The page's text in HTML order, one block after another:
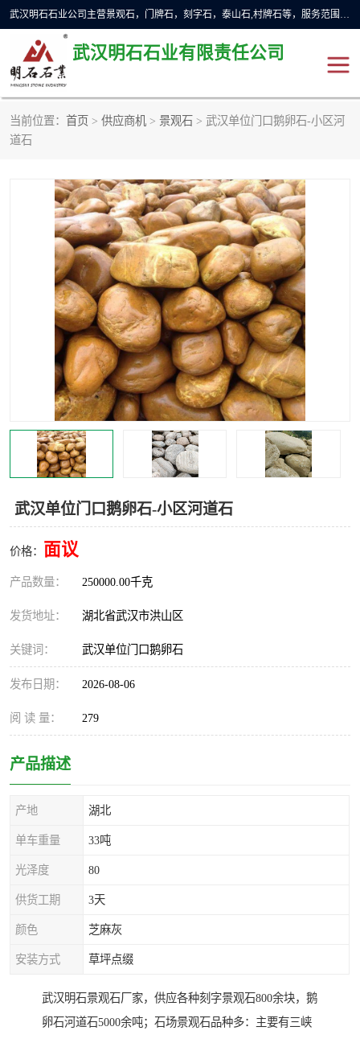
武汉明石石业公司主营景观石，门牌石，刻字石，泰山石,村牌石等，服务范围主要有：武汉，咸宁等地区。公司秉承敬业奉献、锐意创新的企业精神，从无到有，从小到大，以一种产业报国的创业精神，竭诚为客户提供服务，为社会设计财富。
武汉明石石业有限责任公司
当前位置： 首页 > 供应商机 > 景观石 > 武汉单位门口鹅卵石-小区河
道石
武汉单位门口鹅卵石-小区河道石
价格： 面议
产品数量： 250000.00千克
发货地址： 湖北省武汉市洪山区
关键词： 武汉单位门口鹅卵石
发布日期： 2026-08-06
阅 读 量： 279
产品描述
产地 湖北
单车重量 33吨
光泽度 80
供货工期 3天
颜色 芝麻灰
安装方式 草坪点缀
武汉明石景观石厂家，供应各种刻字景观石800余块，鹅
卵石河道石5000余吨；石场景观石品种多：主要有三峡
景观石
门牌石 奠基石
黄蜡石 大型石雕
人物雕塑 异型石材
石雕狮子 刻字石